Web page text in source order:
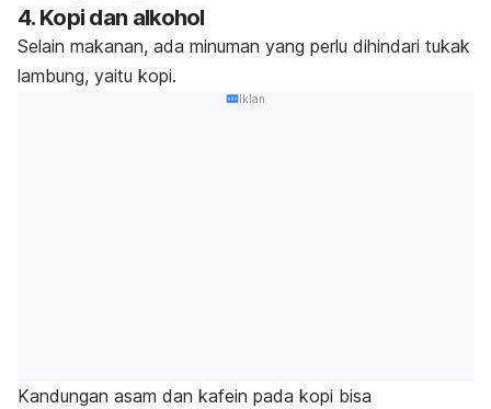
4. Kopi dan alkohol
Selain makanan, ada minuman yang perlu dihindari tukak
lambung, yaitu kopi.
Iklan
Kandungan asam dan kafein pada kopi bisa